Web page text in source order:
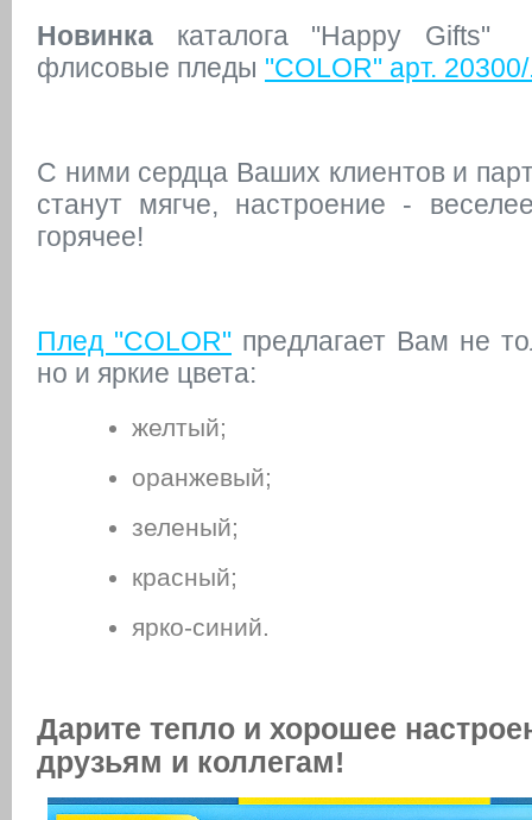
Новинка каталога "Happy Gifts"
флисовые пледы "COLOR" арт.
С ними сердца Ваших клиентов и
станут мягче, настроение -
горячее!
Плед "COLOR" предлагает Вам не
но и яркие цвета:
желтый;
оранжевый;
зеленый;
красный;
ярко-синий.
Дарите тепло и хорошее
друзьям и коллегам!